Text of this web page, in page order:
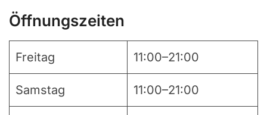
Öffnungszeiten
Freitag 11:00–21:00
Samstag 11:00–21:00